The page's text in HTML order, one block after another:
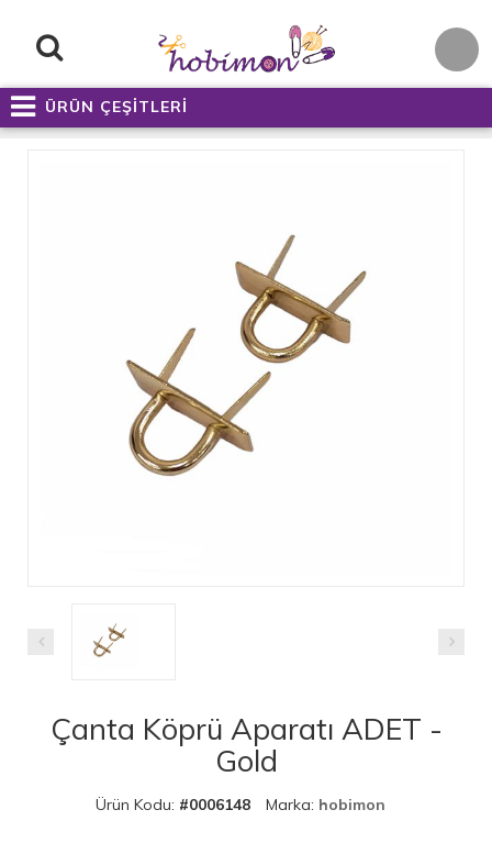
ÜRÜN ÇEŞİTLERİ
Çanta Köprü Aparatı ADET -
Gold
Ürün Kodu: #0006148 Marka: hobimon